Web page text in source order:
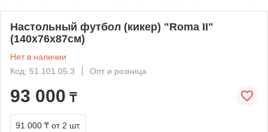
Настольный футбол (кикер) "Roma II"
(140x76x87см)
Нет в наличии
Код: 51.101.05.3
Опт и розница
93 000 ₸
91 000 ₸ от 2 шт.